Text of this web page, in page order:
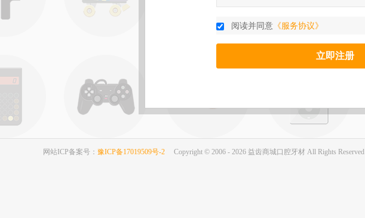
阅读并同意 《服务协议》
网站ICP备案号： 豫ICP备17019509号-2 Copyright © 2006 - 2026 益齿商城口腔牙材 All Rights Reserved